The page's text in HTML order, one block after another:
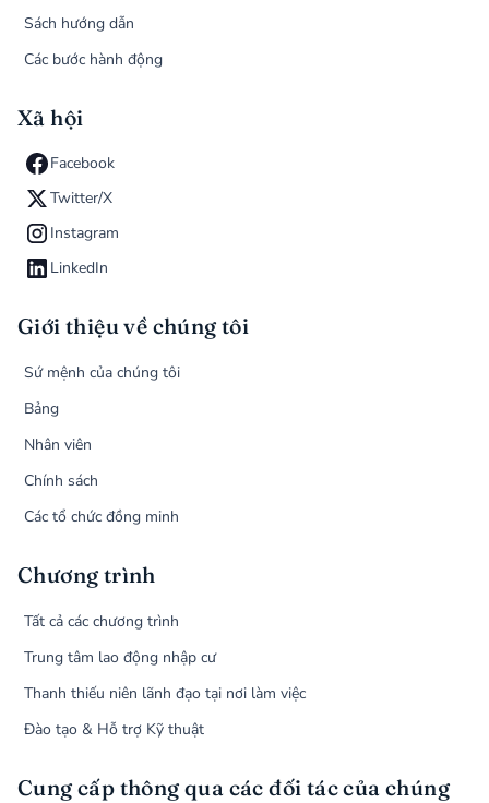
Sách hướng dẫn
Các bước hành động
Xã hội
Facebook
Twitter/X
Instagram
LinkedIn
Giới thiệu về chúng tôi
Sứ mệnh của chúng tôi
Bảng
Nhân viên
Chính sách
Các tổ chức đồng minh
Chương trình
Tất cả các chương trình
Trung tâm lao động nhập cư
Thanh thiếu niên lãnh đạo tại nơi làm việc
Đào tạo & Hỗ trợ Kỹ thuật
Cung cấp thông qua các đối tác của chúng